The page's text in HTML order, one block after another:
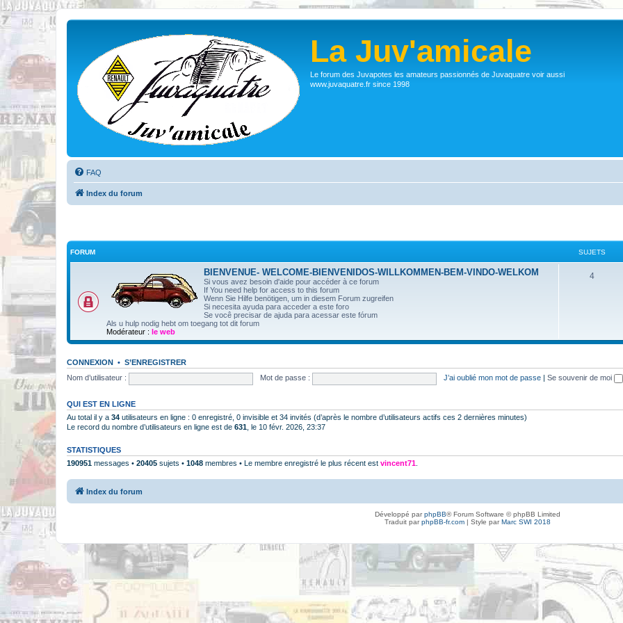
La Juv'amicale
Le forum des Juvapotes les amateurs passionnés de Juvaquatre voir aussi
www.juvaquatre.fr since 1998
FAQ
Index du forum
FORUM SUJETS
BIENVENUE- WELCOME-BIENVENIDOS-WILLKOMMEN-BEM-VINDO-WELKOM
Si vous avez besoin d'aide pour accéder à ce forum
If You need help for access to this forum
Wenn Sie Hilfe benötigen, um in diesem Forum zugreifen
Si necesita ayuda para acceder a este foro
Se você precisar de ajuda para acessar este fórum
Als u hulp nodig hebt om toegang tot dit forum
Modérateur : le web
4
CONNEXION • S’ENREGISTRER
Nom d’utilisateur :
Mot de passe : J’ai oublié mon mot de passe Se souvenir de moi
QUI EST EN LIGNE
Au total il y a 34 utilisateurs en ligne : 0 enregistré, 0 invisible et 34 invités (d’après le nombre d’utilisateurs actifs ces 2 dernières minutes)
Le record du nombre d’utilisateurs en ligne est de 631 , le 10 févr. 2026, 23:37
STATISTIQUES
190951 messages • 20405 sujets • 1048 membres • Le membre enregistré le plus récent est vincent71
Index du forum
Développé parphpBB® Forum Software © phpBB Limited
Traduit parphpBB-fr.com| Style parMarc SWI 2018